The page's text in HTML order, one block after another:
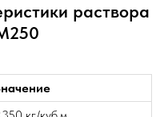
раствора